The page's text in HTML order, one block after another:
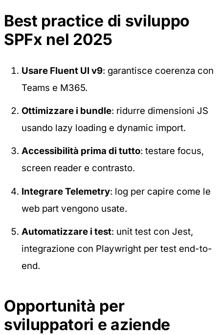
Best practice di sviluppo
SPFx nel 2025
Usare Fluent UI v9: garantisce coerenza con
Teams e M365.
Ottimizzare i bundle: ridurre dimensioni JS
usando lazy loading e dynamic import.
Accessibilità prima di tutto: testare focus,
screen reader e contrasto.
Integrare Telemetry: log per capire come le
web part vengono usate.
Automatizzare i test: unit test con Jest,
integrazione con Playwright per test end-to-
end.
Opportunità per
sviluppatori e aziende